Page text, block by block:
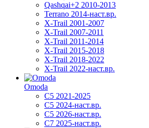
Qashqai+2 2010-2013
Terrano 2014-наст.вр.
X-Trail 2001-2007
X-Trail 2007-2011
X-Trail 2011-2014
X-Trail 2015-2018
X-Trail 2018-2022
X-Trail 2022-наст.вр.
Omoda
C5 2021-2025
C5 2024-наст.вр.
C5 2026-наст.вр.
C7 2025-наст.вр.